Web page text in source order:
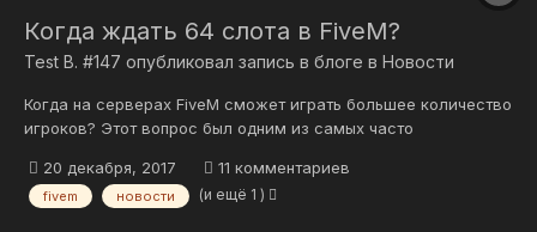
Когда ждать 64 слота в FiveM?
Test B. #147 опубликовал запись в блоге в Новости
Когда на серверах FiveM сможет играть большее количество
игроков? Этот вопрос был одним из самых часто
протяжении нескольких месяцев после перехода всех
серверов с 24 слотов на 32. И, 16 декабря появилась
20 декабря, 2017 11 комментариев
fivem новости (и ещё 1 )